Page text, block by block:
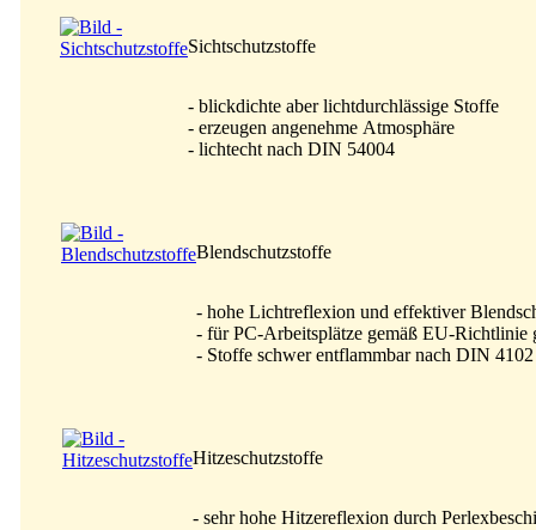
Sichtschutzstoffe
- blickdichte aber lichtdurchlässige Stoffe
- erzeugen angenehme Atmosphäre
- lichtecht nach DIN 54004
Blendschutzstoffe
- hohe Lichtreflexion und effektiver
- für PC-Arbeitsplätze gemäß EU-Richtlinie
- Stoffe schwer entflammbar nach DIN
Hitzeschutzstoffe
- sehr hohe Hitzereflexion durch